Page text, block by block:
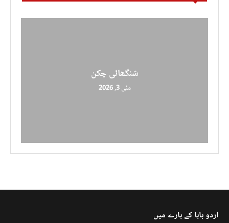
شنگھائی چکن
مئی 3, 2026
اردو بابا کے بارے میں